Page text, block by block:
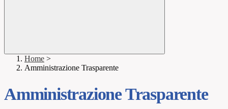
Home >
Amministrazione Trasparente
Amministrazione Trasparente